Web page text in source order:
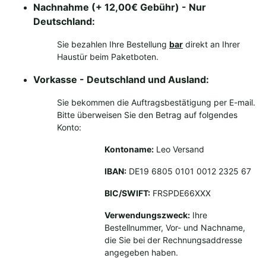
Nachnahme (+ 12,00€ Gebühr) - Nur
Deutschland:
Sie bezahlen Ihre Bestellung bar direkt an Ihrer
Haustür beim Paketboten.
Vorkasse - Deutschland und Ausland:
Sie bekommen die Auftragsbestätigung per E-mail.
Bitte überweisen Sie den Betrag auf folgendes
Konto:
Kontoname: Leo Versand
IBAN: DE19 6805 0101 0012 2325 67
BIC/SWIFT: FRSPDE66XXX
Verwendungszweck: Ihre
Bestellnummer, Vor- und Nachname,
die Sie bei der Rechnungsaddresse
angegeben haben.